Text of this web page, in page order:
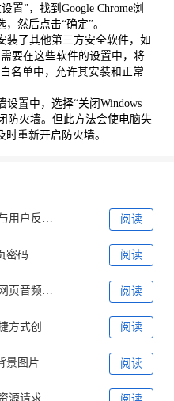
置”，找到Google Chrome浏
然后点击“确定”。
装了其他第三方安全软件，如
要在这些软件的设置中，将
名单中，允许其安装和正常
设置中，选择“关闭Windows
防火墙。但此方法会使电脑失
重新开启防火墙。
Chrome网页翻译准确率测试与用户反馈汇总 阅读
密码 阅读
如何在Chrome浏览器中减少网页音频播放时的延迟 阅读
阅读
景图片 阅读
如何在Chrome浏览器中优化资源请求的并行度